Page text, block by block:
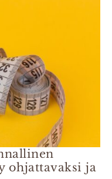
ohjattavaksi ja